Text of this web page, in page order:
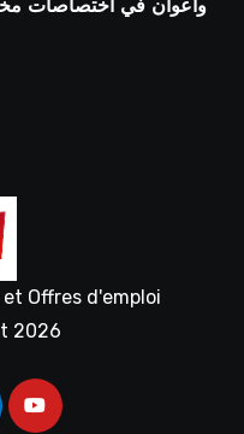
Offres d'emploi
2026